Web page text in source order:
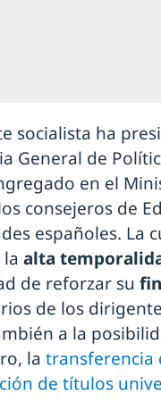
socialista ha
General de
en el
consejeros de
españoles. La
alta
de reforzar su
de los
a la
la transferencia
de títulos